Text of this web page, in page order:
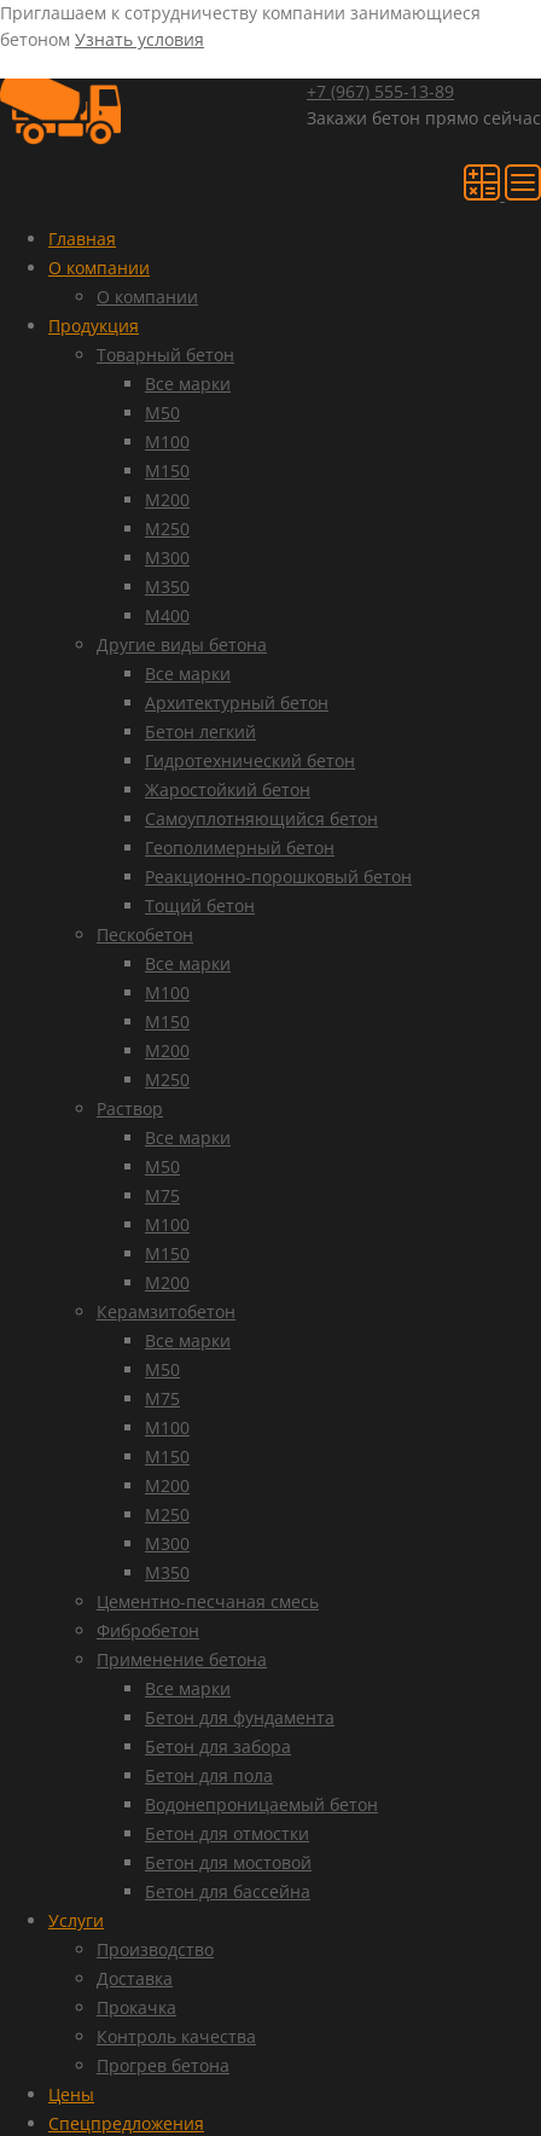
Приглашаем к сотрудничеству компании занимающиеся
бетоном Узнать условия
+7 (967) 555-13-89
Закажи бетон прямо сейчас
Главная
О компании
О компании
Продукция
Товарный бетон
Все марки
М50
М100
М150
М200
М250
М300
М350
М400
Другие виды бетона
Все марки
Архитектурный бетон
Бетон легкий
Гидротехнический бетон
Жаростойкий бетон
Самоуплотняющийся бетон
Геополимерный бетон
Реакционно-порошковый бетон
Тощий бетон
Пескобетон
Все марки
М100
М150
М200
М250
Раствор
Все марки
М50
М75
М100
М150
М200
Керамзитобетон
Все марки
М50
М75
М100
М150
М200
М250
М300
М350
Цементно-песчаная смесь
Фибробетон
Применение бетона
Все марки
Бетон для фундамента
Бетон для забора
Бетон для пола
Водонепроницаемый бетон
Бетон для отмостки
Бетон для мостовой
Бетон для бассейна
Услуги
Производство
Доставка
Прокачка
Контроль качества
Прогрев бетона
Цены
Спецпредложения